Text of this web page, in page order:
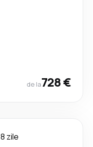
de la728 €
8 zile